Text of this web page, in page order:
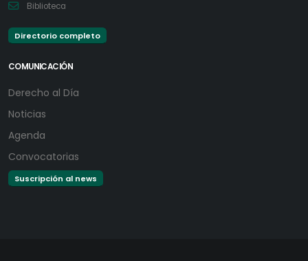
Biblioteca
Directorio completo
COMUNICACIÓN
Derecho al Día
Noticias
Agenda
Convocatorias
Suscripción al news